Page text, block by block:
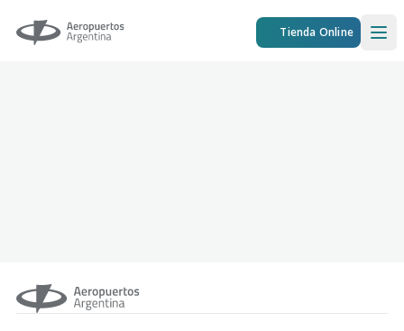
Aeropuertos Argentina Tienda Online